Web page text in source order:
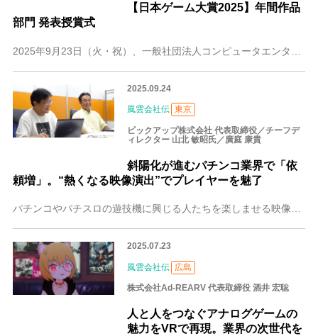
【日本ゲーム大賞2025】年間作品
部⾨ 発表授賞式
2025.09.24
風雲会社伝 東京
ピックアップ株式会社 代表取締役／チーフデ
ィレクター 山北 敏昭氏／廣庭 康貴
斜陽化が進むパチンコ業界で「依
頼増」。“熱くなる映像演出”でプレイヤーを魅了
2025.07.23
風雲会社伝 広島
株式会社Ad-REARV 代表取締役 酒井 宏聡
人と人をつなぐアナログゲームの
魅力をVRで再現。業界の次世代を